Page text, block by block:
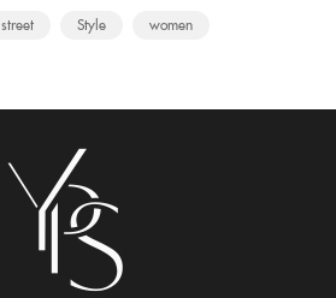
street Style women